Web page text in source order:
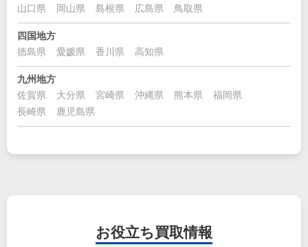
山口県
岡山県 島根県 広島県 鳥取県
四国地方
徳島県
愛媛県 香川県 高知県
九州地方
佐賀県
大分県 宮崎県 沖縄県 熊本県
福岡県
長崎県
鹿児島県
お役立ち 買取情報